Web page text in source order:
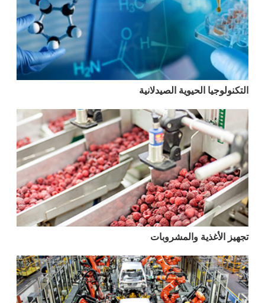
التكنولوجيا الحيوية الصيدلانية
تجهيز الأغذية والمشروبات